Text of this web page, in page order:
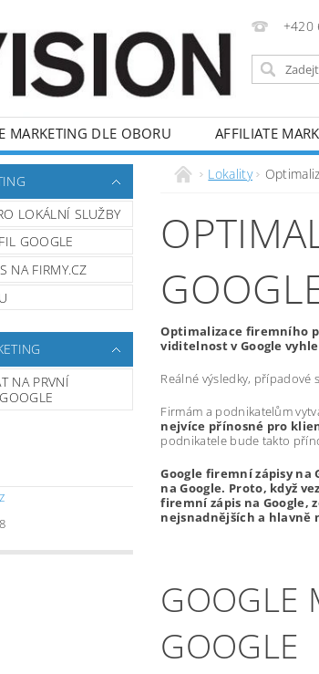
+420
MARKETING DLE OBORU AFFILIATE
LOKÁLNÍ SLUŽBY
GOOGLE
NA FIRMY.CZ
NA PRVNÍ
Lokality
Optimalizace firemního
viditelnost v Google
Reálné výsledky, případové
Firmám a podnikatelům
nejvíce přínosné pro
podnikatele bude takto
Google firemní zápisy na
na Google. Proto, když
firemní zápis na Google,
nejsnadnějších a hlavně
GOOGLE
GOOGLE